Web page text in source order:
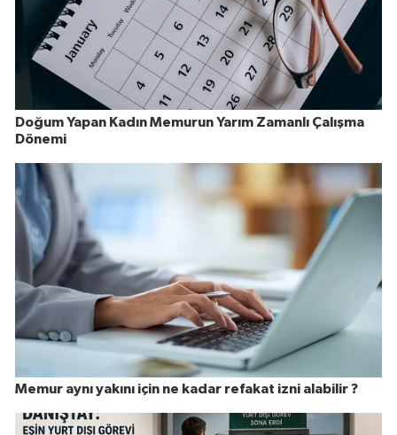
Doğum Yapan Kadın Memurun Yarım Zamanlı Çalışma
Dönemi
Memur aynı yakını için ne kadar refakat izni alabilir ?